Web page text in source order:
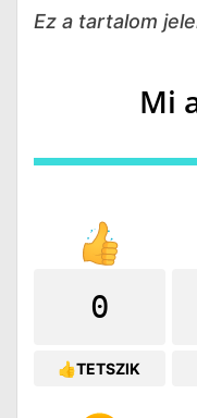
Ez a tartalom
Mi
0
👍TETSZIK